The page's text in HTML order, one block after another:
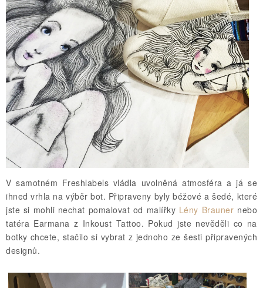
V samotném Freshlabels vládla uvolněná atmosféra a já se
ihned vrhla na výběr bot. Připraveny byly béžové a šedé, které
jste si mohli nechat pomalovat od malířky Lény Brauner nebo
tatéra Earmana z Inkoust Tattoo. Pokud jste nevěděli co na
botky chcete, stačilo si vybrat z jednoho ze šesti připravených
designů.